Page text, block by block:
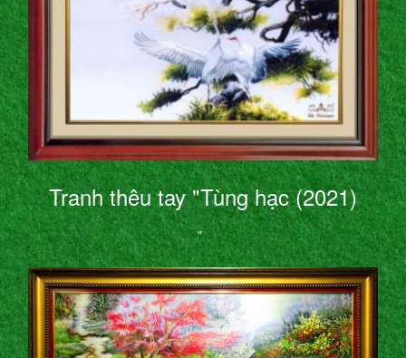
Tranh thêu tay "Tùng hạc (2021)
"